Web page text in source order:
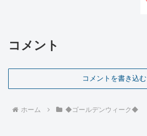
コメント
コメントを書き込む
ホーム ◆ゴールデンウィーク◆